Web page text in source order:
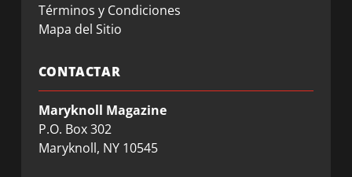
Términos y Condiciones
Mapa del Sitio
CONTACTAR
Maryknoll Magazine
P.O. Box 302
Maryknoll, NY 10545